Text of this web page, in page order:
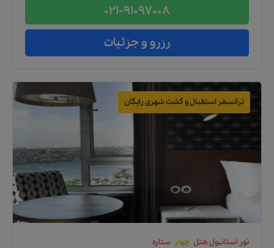
021-91097008
رزرو و جزئیات
ترانسفر استقبال و گشت شهری رایگان
تور استانبولهتل چهار ستاره